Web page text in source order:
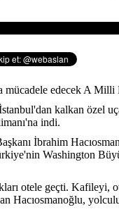
mücadele edecek A Milli
İstanbul'dan kalkan özel
indi.
İbrahim
Washington
otele geçti. Kafileyi,
Hacıosmanoğlu,